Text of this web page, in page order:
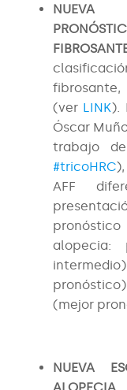
NUEVA
fibrosante,
(ver LINK).
Óscar
trabajo
#tricoHRC
AFF
alopecia:
(mejor
NUEVA